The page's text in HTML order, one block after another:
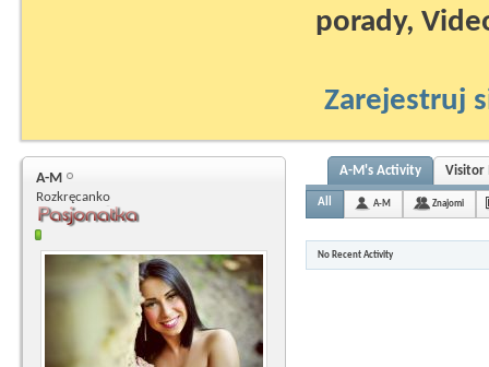
porady,
Zarejestruj
A-M
Rozkręcanko
A-M's Activity Visitor
All A-M Znajomi
No Recent Activity